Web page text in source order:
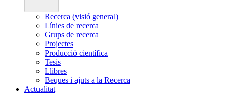
Recerca (visió general)
Línies de recerca
Grups de recerca
Projectes
Producció científica
Tesis
Llibres
Beques i ajuts a la Recerca
Actualitat